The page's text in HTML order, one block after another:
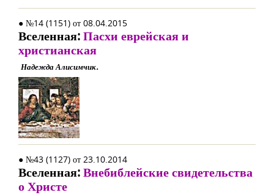
● №14 (1151) от 08.04.2015
Вселенная:Пасхи еврейская и
христианская
Надежда Алисимчик.
● №43 (1127) от 23.10.2014
Вселенная:Внебиблейские свидетельства
о Христе